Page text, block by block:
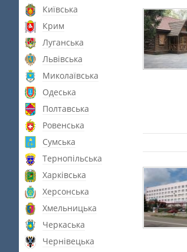
Київська
Крим
Луганська
Львівська
Миколаївська
Одеська
Полтавська
Ровенська
Сумська
Тернопільська
Харківська
Херсонська
Хмельницька
Черкаська
Чернівецька